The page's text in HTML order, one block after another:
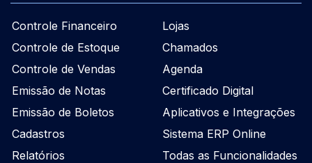
Controle Financeiro
Controle de Estoque
Controle de Vendas
Emissão de Notas
Emissão de Boletos
Cadastros
Relatórios
Lojas
Chamados
Agenda
Certificado Digital
Aplicativos e Integrações
Sistema ERP Online
Todas as Funcionalidades